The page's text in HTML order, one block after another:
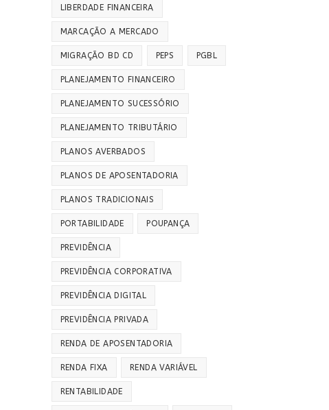
LIBERDADE FINANCEIRA
MARCAÇÃO A MERCADO
MIGRAÇÃO BD CD PEPS PGBL
PLANEJAMENTO FINANCEIRO
PLANEJAMENTO SUCESSÓRIO
PLANEJAMENTO TRIBUTÁRIO
PLANOS AVERBADOS
PLANOS DE APOSENTADORIA
PLANOS TRADICIONAIS
PORTABILIDADE POUPANÇA
PREVIDÊNCIA
PREVIDÊNCIA CORPORATIVA
PREVIDÊNCIA DIGITAL
PREVIDÊNCIA PRIVADA
RENDA DE APOSENTADORIA
RENDA FIXA RENDA VARIÁVEL
RENTABILIDADE